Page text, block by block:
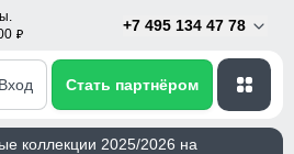
p
+7 495 134 47 78
Вход Стать партнёром
коллекции 2025/2026 на